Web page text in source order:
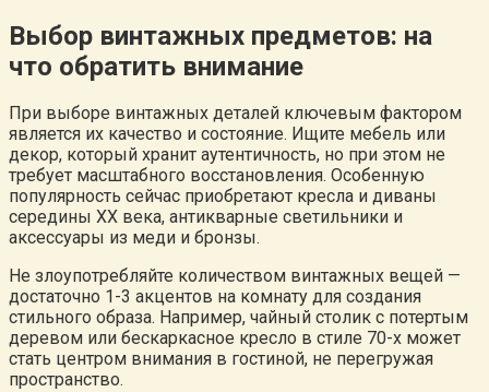
Выбор винтажных предметов: на
что обратить внимание
При выборе винтажных деталей ключевым фактором
является их качество и состояние. Ищите мебель или
декор, который хранит аутентичность, но при этом не
требует масштабного восстановления. Особенную
популярность сейчас приобретают кресла и диваны
середины XX века, антикварные светильники и
аксессуары из меди и бронзы.
Не злоупотребляйте количеством винтажных вещей —
достаточно 1-3 акцентов на комнату для создания
стильного образа. Например, чайный столик с потертым
деревом или бескаркасное кресло в стиле 70-х может
стать центром внимания в гостиной, не перегружая
пространство.